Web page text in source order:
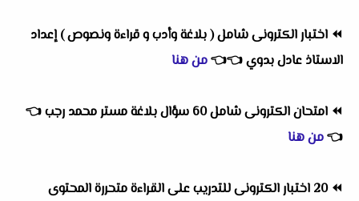
⏪ اختبار الكترونى شامل ( بلاغة وأدب و قراءة ونصوص ) إعداد
الاستاذ عادل بدوي👈
👈من هنا
⏪ امتحان الكترونى شامل 60 سؤال بلاغة مستر محمد رجب
👈
👈من هنا
⏪
20 اختبار الكترونى للتدريب على القراءة متحررة المحتوى